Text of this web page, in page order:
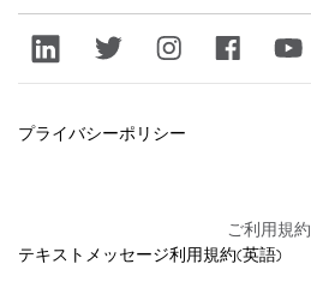
サステナビリティと社会貢献
lululemon.com
ログイン
プライバシーポリシー
ご利用規約
テキストメッセージ利用規約(英語)